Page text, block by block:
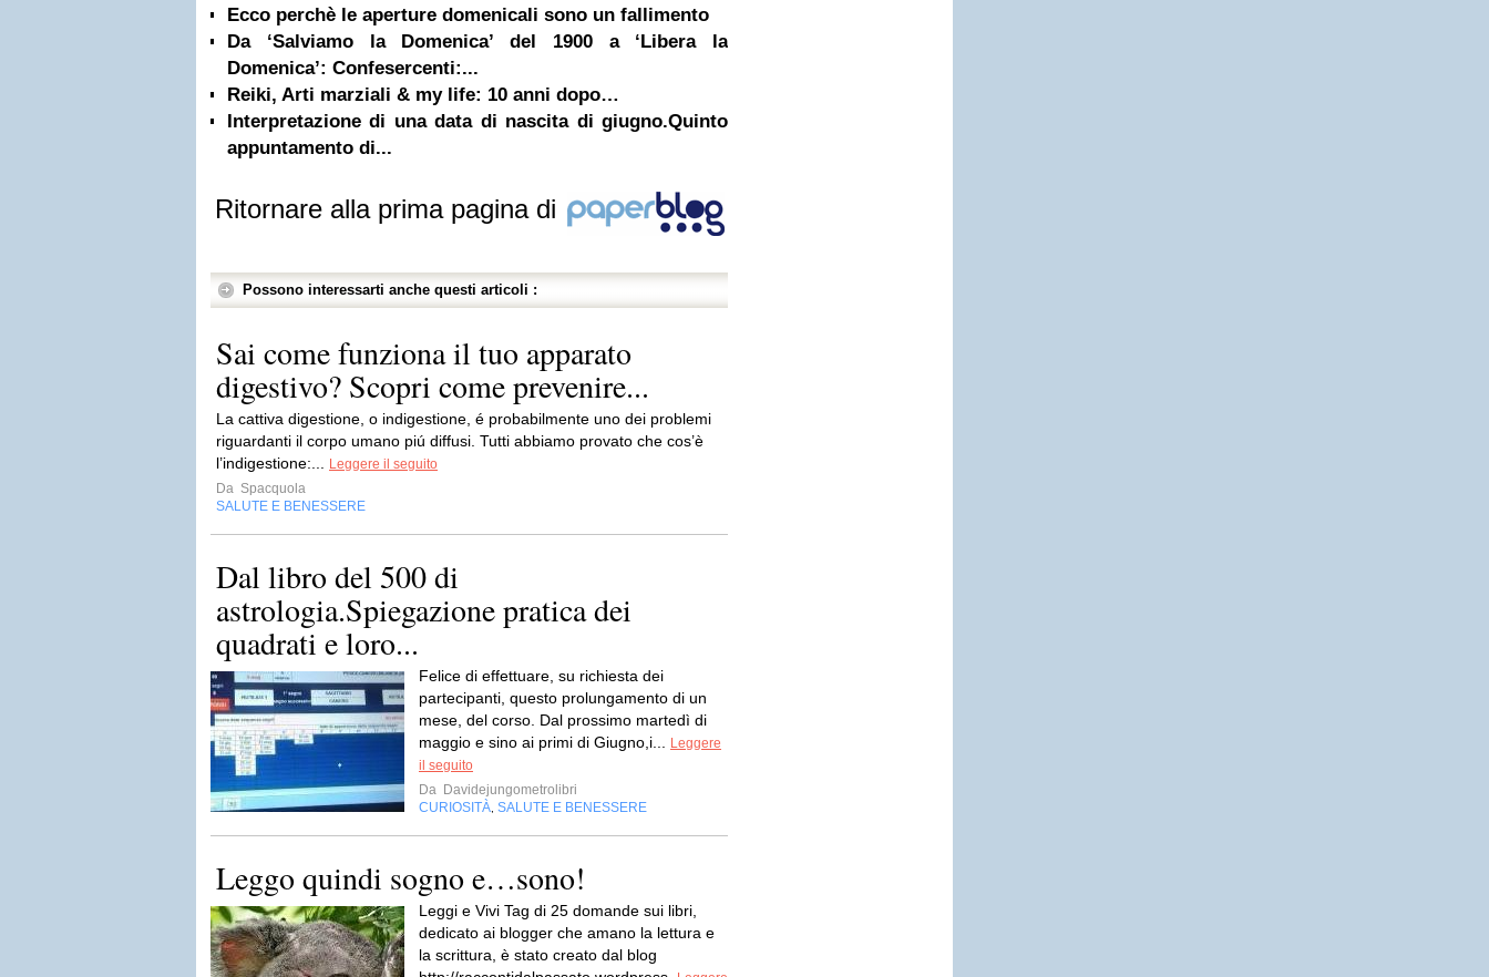
Ecco perchè le aperture domenicali sono un fallimento
Da ‘Salviamo la Domenica’ del 1900 a ‘Libera la
Domenica’: Confesercenti:...
Reiki, Arti marziali & my life: 10 anni dopo…
Interpretazione di una data di nascita di giugno.Quinto
appuntamento di...
Ritornare alla prima pagina di
Possono interessarti anche questi articoli :
Sai come funziona il tuo apparato
digestivo? Scopri come prevenire...
La cattiva digestione, o indigestione, é probabilmente uno dei problemi
riguardanti il corpo umano piú diffusi. Tutti abbiamo provato che cos’è
l’indigestione:...
Leggere il seguito
Da Spacquola
SALUTE E BENESSERE
Dal libro del 500 di
astrologia.Spiegazione pratica dei
quadrati e loro...
Felice di effettuare, su richiesta dei
partecipanti, questo prolungamento di un
mese, del corso. Dal prossimo martedì di
maggio e sino ai primi di Giugno,i...
Leggere
il seguito
Da Davidejungometrolibri
CURIOSITÀ SALUTE E BENESSERE
Leggo quindi sogno e…sono!
Leggi e Vivi Tag di 25 domande sui libri,
dedicato ai blogger che amano la lettura e
la scrittura, è stato creato dal blog